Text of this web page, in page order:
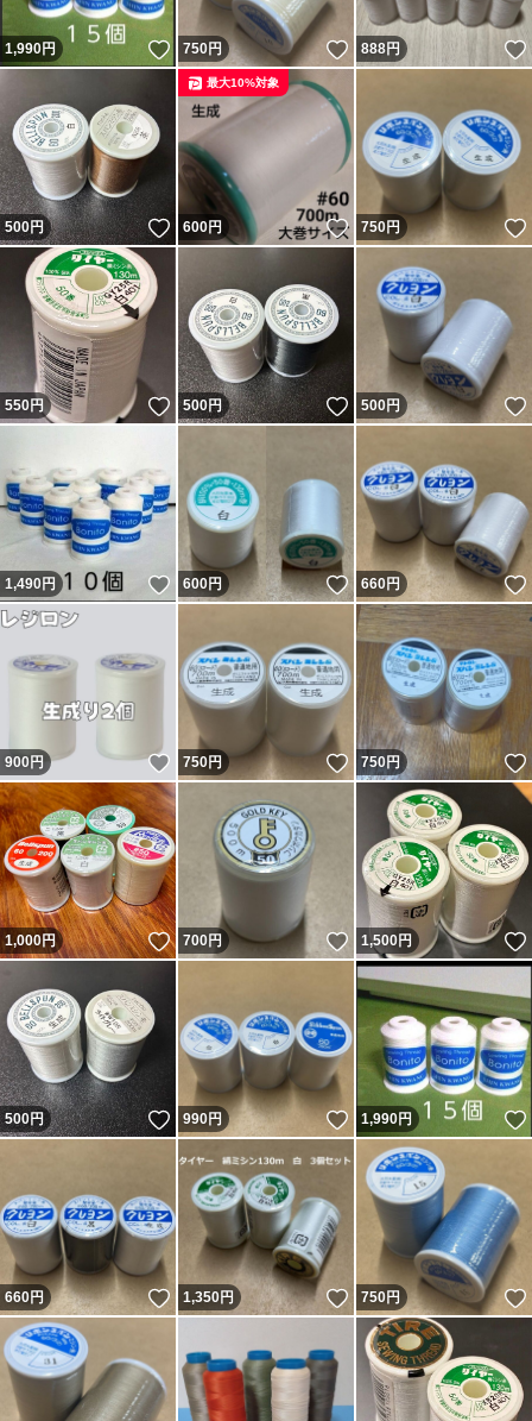
1,990円 いいね！
750円 いいね！
888円
500円 いいね！
600円 いいね！
最大10%対象
750円
550円 いいね！
500円 いいね！
500円
1,490円 いいね！
600円 いいね！
660円
900円 いいね！
750円 いいね！
750円
1,000円 いいね！
700円 いいね！
1,500円
500円 いいね！
990円 いいね！
1,990円
660円 いいね！
1,350円 いいね！
750円